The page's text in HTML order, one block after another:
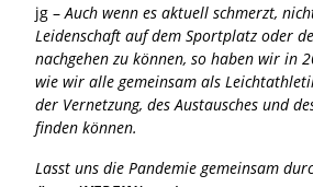
jg – Auch wenn es aktuell schmerzt,
Leidenschaft auf dem Sportplatz oder
nachgehen zu können, so haben wir in
wie wir alle gemeinsam als
der Vernetzung, des Austausches und
finden können.
Lasst uns die Pandemie gemeinsam